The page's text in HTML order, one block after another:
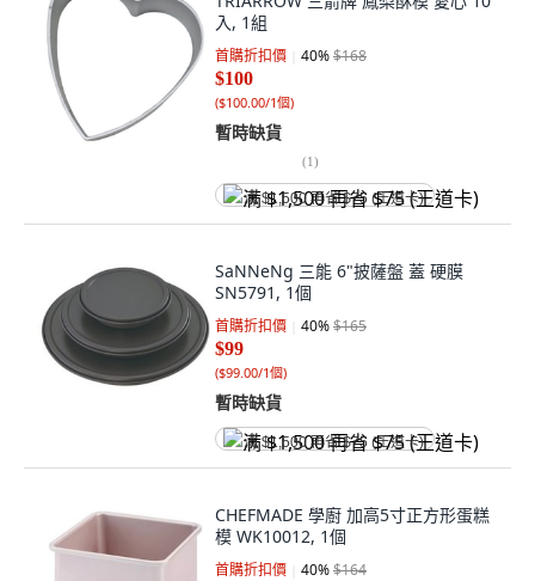
入, 1組
首購折扣價 40%$168
$100
($100.00/1個)
暫時缺貨
(1)
满 $1,500 再省 $75 (王道卡)
SaNNeNg 三能 6"披薩盤 蓋 硬膜
SN5791, 1個
首購折扣價 40%$165
$99
($99.00/1個)
暫時缺貨
满 $1,500 再省 $75 (王道卡)
CHEFMADE 學廚 加高5寸正方形蛋糕
模 WK10012, 1個
首購折扣價 40%$164